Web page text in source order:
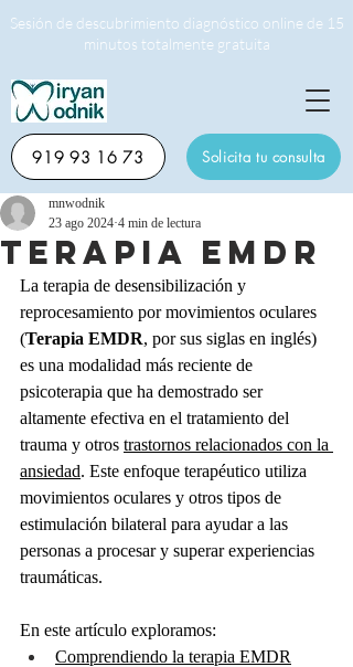
Solicita tu consulta
919 93 16 73
Sesión de descubrimiento diagnóstico online de 15
minutos totalmente gratuita
Terapia EMDR
mnwodnik
23 ago 2024 4 min de lectura
La terapia de desensibilización y
reprocesamiento por movimientos oculares
(Terapia EMDR, por sus siglas en inglés)
es una modalidad más reciente de
psicoterapia que ha demostrado ser
altamente efectiva en el tratamiento del
trauma y otros trastornos relacionados con la
ansiedad. Este enfoque terapéutico utiliza
movimientos oculares y otros tipos de
estimulación bilateral para ayudar a las
personas a procesar y superar experiencias
traumáticas.
En este artículo exploramos:
Comprendiendo la terapia EMDR